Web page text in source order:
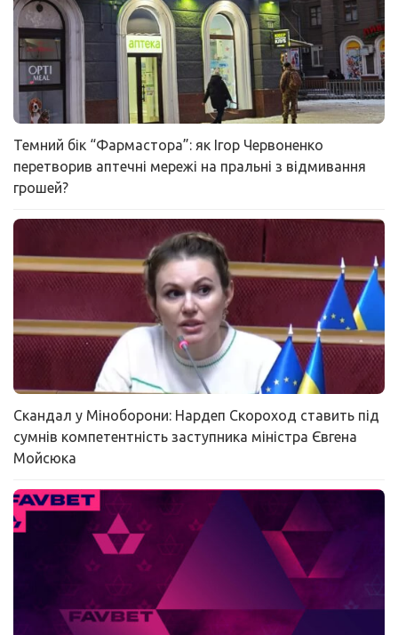
Темний бік “Фармастора”: як Ігор Червоненко
перетворив аптечні мережі на пральні з відмивання
грошей?
Скандал у Міноборони: Нардеп Скороход ставить під
сумнів компетентність заступника міністра Євгена
Мойсюка